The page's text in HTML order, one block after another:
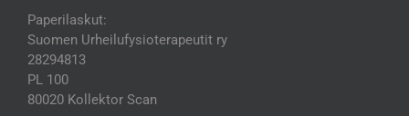
Paperilaskut:
Suomen Urheilufysioterapeutit ry
28294813
PL 100
80020 Kollektor Scan